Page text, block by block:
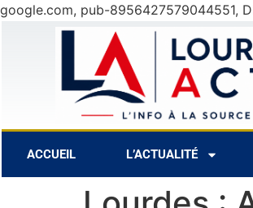
google.com, pub-8956427579044551,
11 Août 12
ACCUEIL L’ACTUALITÉ